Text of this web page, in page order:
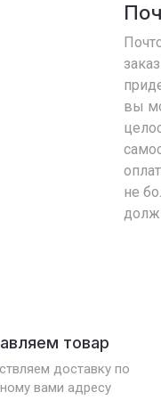
вы
не
товар
доставку по
вами адресу